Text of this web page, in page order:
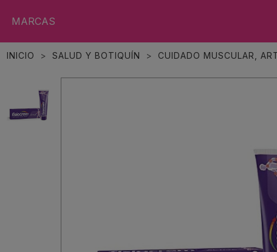
MARCAS
INICIO SALUD Y BOTIQUÍN CUIDADO MUSCULAR,